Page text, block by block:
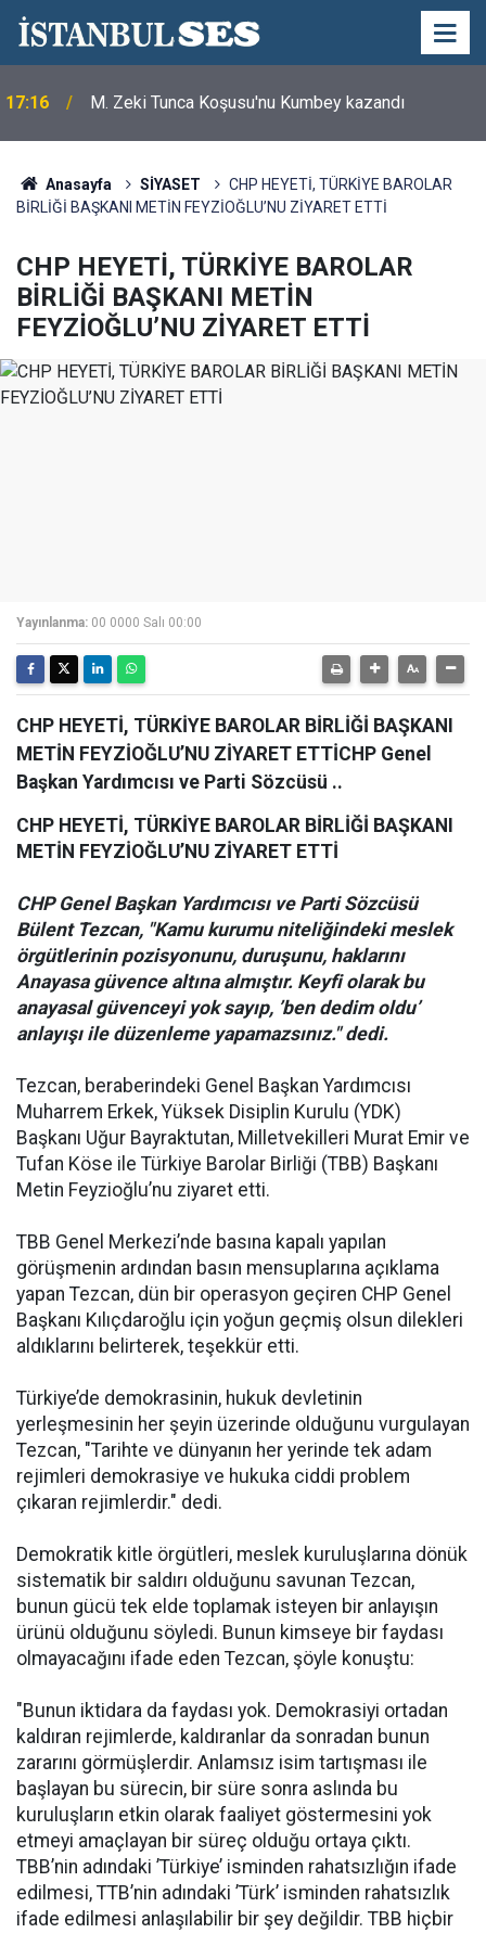
17:16 M. Zeki Tunca Koşusu'nu Kumbey kazandı
Anasayfa SİYASET
CHP HEYETİ, TÜRKİYE BAROLAR
BİRLİĞİ BAŞKANI METİN FEYZİOĞLU’NU ZİYARET ETTİ
CHP HEYETİ, TÜRKİYE BAROLAR
BİRLİĞİ BAŞKANI METİN
FEYZİOĞLU’NU ZİYARET ETTİ
Yayınlanma: 00 0000 Salı 00:00
CHP HEYETİ, TÜRKİYE BAROLAR BİRLİĞİ BAŞKANI
METİN FEYZİOĞLU’NU ZİYARET ETTİCHP Genel
Başkan Yardımcısı ve Parti Sözcüsü ..
CHP HEYETİ, TÜRKİYE BAROLAR BİRLİĞİ BAŞKANI
METİN FEYZİOĞLU’NU ZİYARET ETTİ
CHP Genel Başkan Yardımcısı ve Parti Sözcüsü
Bülent Tezcan, "Kamu kurumu niteliğindeki meslek
örgütlerinin pozisyonunu, duruşunu, haklarını
Anayasa güvence altına almıştır. Keyfi olarak bu
anayasal güvenceyi yok sayıp, ’ben dedim oldu’
anlayışı ile düzenleme yapamazsınız." dedi.
Tezcan, beraberindeki Genel Başkan Yardımcısı
Muharrem Erkek, Yüksek Disiplin Kurulu (YDK)
Başkanı Uğur Bayraktutan, Milletvekilleri Murat Emir ve
Tufan Köse ile Türkiye Barolar Birliği (TBB) Başkanı
Metin Feyzioğlu’nu ziyaret etti.
TBB Genel Merkezi’nde basına kapalı yapılan
görüşmenin ardından basın mensuplarına açıklama
yapan Tezcan, dün bir operasyon geçiren CHP Genel
Başkanı Kılıçdaroğlu için yoğun geçmiş olsun dilekleri
aldıklarını belirterek, teşekkür etti.
Türkiye’de demokrasinin, hukuk devletinin
yerleşmesinin her şeyin üzerinde olduğunu vurgulayan
Tezcan, "Tarihte ve dünyanın her yerinde tek adam
rejimleri demokrasiye ve hukuka ciddi problem
çıkaran rejimlerdir." dedi.
Demokratik kitle örgütleri, meslek kuruluşlarına dönük
sistematik bir saldırı olduğunu savunan Tezcan,
bunun gücü tek elde toplamak isteyen bir anlayışın
ürünü olduğunu söyledi. Bunun kimseye bir faydası
olmayacağını ifade eden Tezcan, şöyle konuştu:
"Bunun iktidara da faydası yok. Demokrasiyi ortadan
kaldıran rejimlerde, kaldıranlar da sonradan bunun
zararını görmüşlerdir. Anlamsız isim tartışması ile
başlayan bu sürecin, bir süre sonra aslında bu
kuruluşların etkin olarak faaliyet göstermesini yok
etmeyi amaçlayan bir süreç olduğu ortaya çıktı.
TBB’nin adındaki ’Türkiye’ isminden rahatsızlığın ifade
edilmesi, TTB’nin adındaki ’Türk’ isminden rahatsızlık
ifade edilmesi anlaşılabilir bir şey değildir. TBB hiçbir